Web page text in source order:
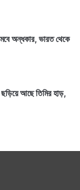
অন্ধকার, ভারত থেকে
আছে তিমির হাড়,